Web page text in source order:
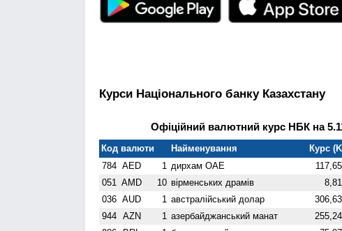
Курси Національного банку Казахстану
Офіційний валютний курс НБК на
Код валюти Найменування
Курс
784 AED 1 дирхам ОАЕ
051 AMD 10 вiрменських драмів
036 AUD 1 австралійський долар
944 AZN 1 азербайджанський манат